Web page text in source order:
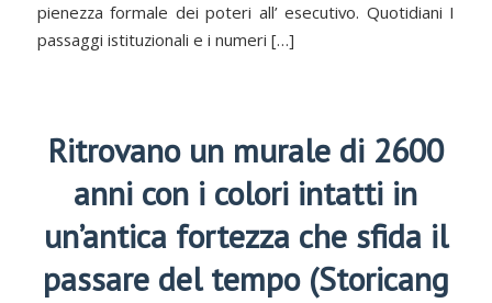
pienezza formale dei poteri all’ esecutivo. Quotidiani I
passaggi istituzionali e i numeri […]
Ritrovano un murale di 2600
anni con i colori intatti in
un’antica fortezza che sfida il
passare del tempo (Storicang